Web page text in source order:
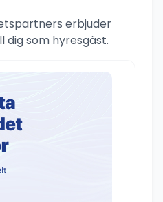
erbjuder
dig som hyresgäst.